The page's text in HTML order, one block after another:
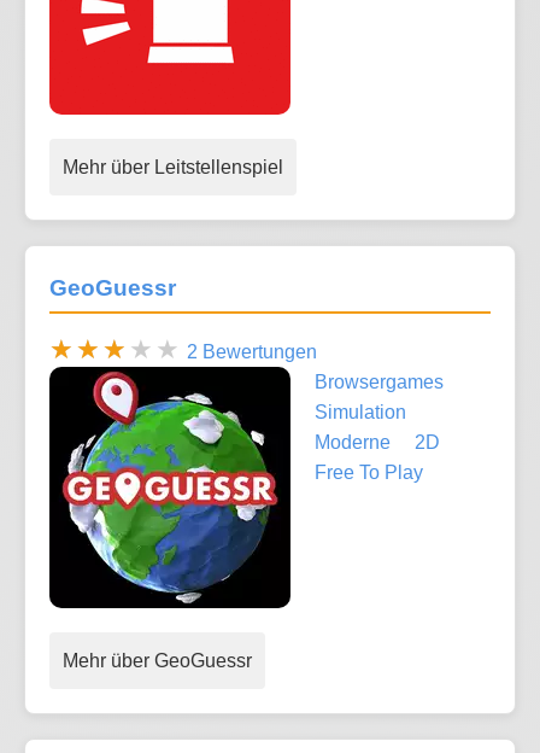
Mehr über Leitstellenspiel
GeoGuessr
2 Bewertungen
Browsergames
Simulation
Moderne
2D
Free To Play
Mehr über GeoGuessr